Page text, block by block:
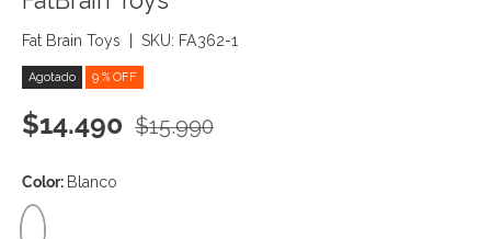
Fat Brain Toys SKU: FA362-1
Agotado 9 % OFF
Precio de venta
$14.490 Precio normal
$15.990
Color: Blanco